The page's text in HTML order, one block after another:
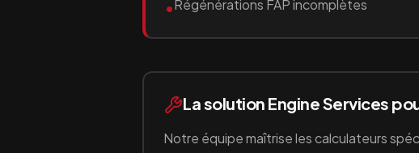
•Régénérations FAP incomplètes
La solution Engine Services
Notre équipe maîtrise les calculateurs